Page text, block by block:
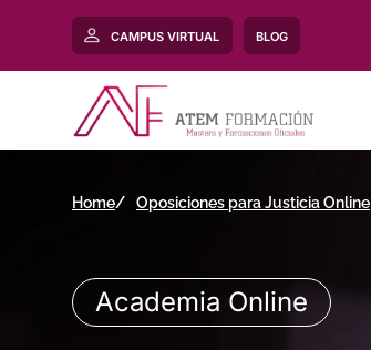
CAMPUS VIRTUAL BLOG
Home Oposiciones para Justicia Online
Academia Online